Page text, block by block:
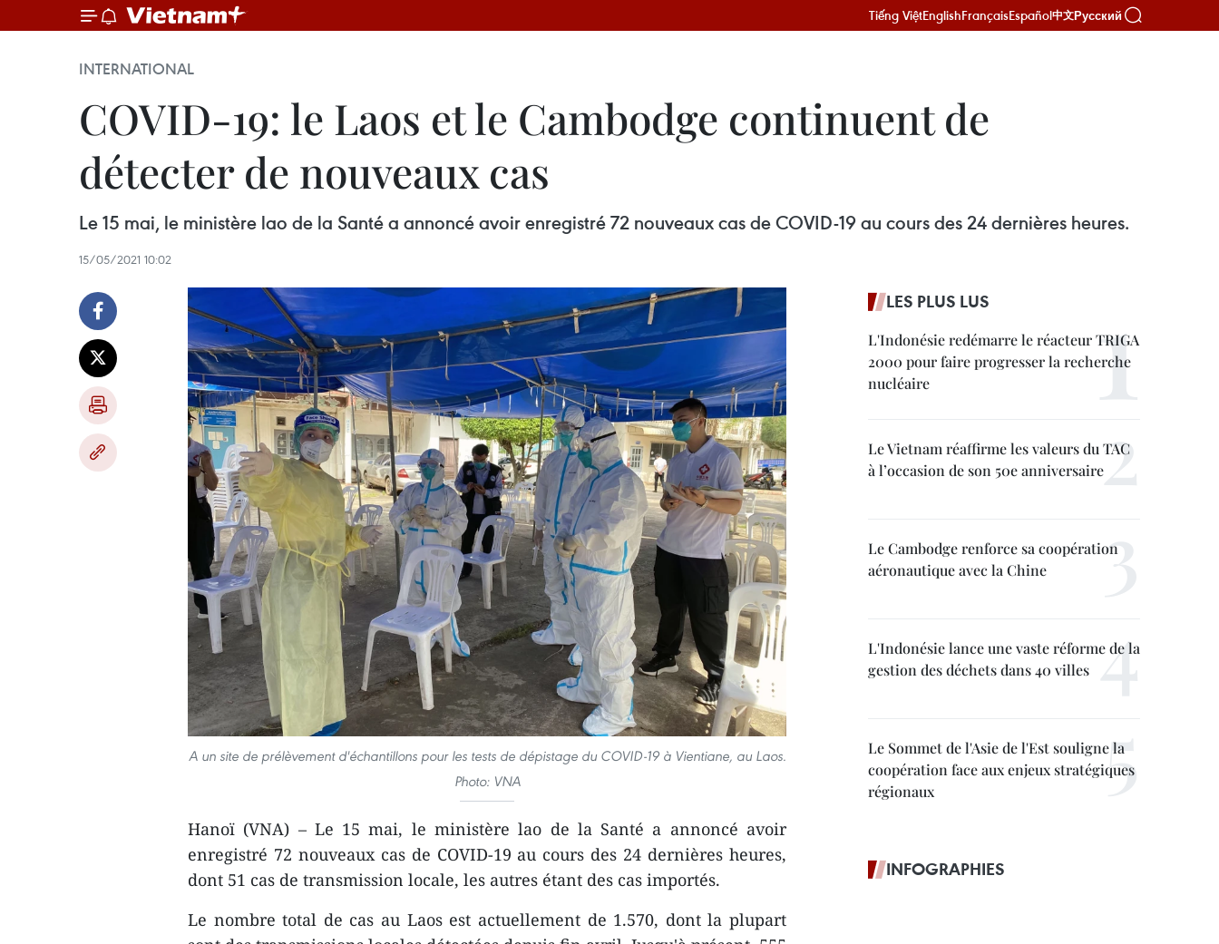
Tiếng ViệtEnglishFrançaisEspañol中文Русский
INTERNATIONAL
COVID-19: le Laos et le Cambodge continuent de
détecter de nouveaux cas
Le 15 mai, le ministère lao de la Santé a annoncé avoir enregistré 72 nouveaux cas de COVID-19 au cours des 24 dernières heures.
15/05/2021 10:02
A un site de prélèvement d'échantillons pour les tests de dépistage du COVID-19 à Vientiane, au Laos.
Photo: VNA
Hanoï (VNA) – Le 15 mai, le ministère lao de la Santé a annoncé avoir
enregistré 72 nouveaux cas de COVID-19 au cours des 24 dernières heures,
dont 51 cas de transmission locale, les autres étant des cas importés.
Le nombre total de cas au Laos est actuellement de 1.570, dont la plupart
LES PLUS LUS
L'Indonésie redémarre le réacteur TRIGA
2000 pour faire progresser la recherche
nucléaire
Le Vietnam réaffirme les valeurs du TAC
à l’occasion de son 50e anniversaire
Le Cambodge renforce sa coopération
aéronautique avec la Chine
L'Indonésie lance une vaste réforme de la
gestion des déchets dans 40 villes
Le Sommet de l'Asie de l'Est souligne la
coopération face aux enjeux stratégiques
régionaux
INFOGRAPHIES